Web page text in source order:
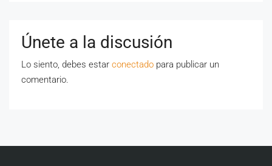
Únete a la discusión
Lo siento, debes estar conectado para publicar un
comentario.